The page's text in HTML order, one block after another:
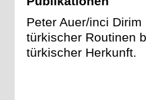
Peter Auer/inci
türkischer Routinen
türkischer Herkunft.